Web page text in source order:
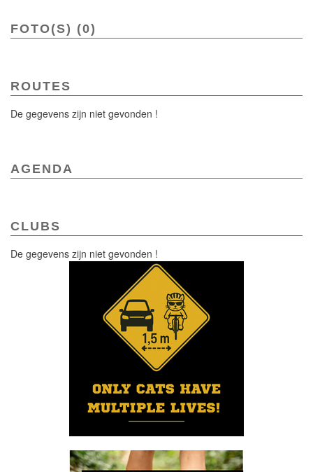
FOTO(S) (0)
ROUTES
De gegevens zijn niet gevonden !
AGENDA
CLUBS
De gegevens zijn niet gevonden !